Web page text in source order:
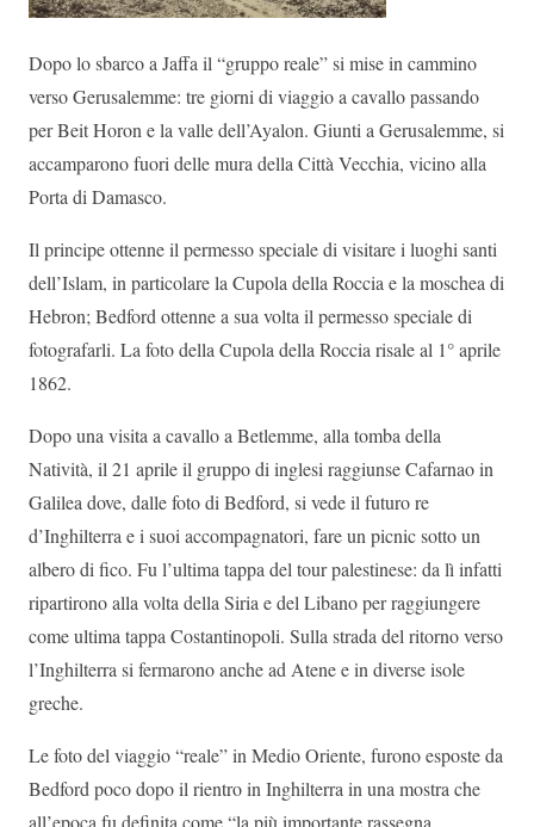
Dopo lo sbarco a Jaffa il “gruppo reale” si mise in cammino
verso Gerusalemme: tre giorni di viaggio a cavallo passando
per Beit Horon e la valle dell’Ayalon. Giunti a Gerusalemme, si
accamparono fuori delle mura della Città Vecchia, vicino alla
Porta di Damasco.
Il principe ottenne il permesso speciale di visitare i luoghi santi
dell’Islam, in particolare la Cupola della Roccia e la moschea di
Hebron; Bedford ottenne a sua volta il permesso speciale di
fotografarli. La foto della Cupola della Roccia risale al 1° aprile
1862.
Dopo una visita a cavallo a Betlemme, alla tomba della
Natività, il 21 aprile il gruppo di inglesi raggiunse Cafarnao in
Galilea dove, dalle foto di Bedford, si vede il futuro re
d’Inghilterra e i suoi accompagnatori, fare un picnic sotto un
albero di fico. Fu l’ultima tappa del tour palestinese: da lì infatti
ripartirono alla volta della Siria e del Libano per raggiungere
come ultima tappa Costantinopoli. Sulla strada del ritorno verso
l’Inghilterra si fermarono anche ad Atene e in diverse isole
greche.
Le foto del viaggio “reale” in Medio Oriente, furono esposte da
Bedford poco dopo il rientro in Inghilterra in una mostra che
all’epoca fu definita come “la più importante rassegna